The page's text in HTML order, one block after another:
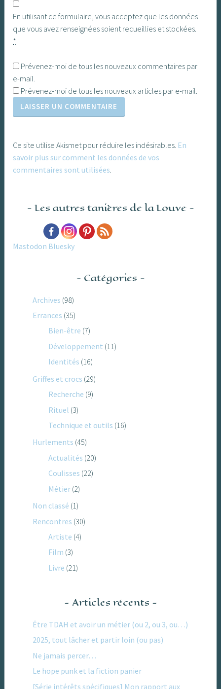
En utilisant ce formulaire, vous acceptez que les données
que vous avez renseignées soient recueillies et stockées.
*
Prévenez-moi de tous les nouveaux commentaires par
e-mail.
Prévenez-moi de tous les nouveaux articles par e-mail.
Ce site utilise Akismet pour réduire les indésirables. En
savoir plus sur comment les données de vos
commentaires sont utilisées.
Les autres tanières de la Louve
Mastodon Bluesky
Catégories
Archives (98)
Errances (35)
Bien-être (7)
Développement (11)
Identités (16)
Griffes et crocs (29)
Recherche (9)
Rituel (3)
Technique et outils (16)
Hurlements (45)
Actualités (20)
Coulisses (22)
Métier (2)
Non classé (1)
Rencontres (30)
Artiste (4)
Film (3)
Livre (21)
Articles récents
Être TDAH et avoir un métier (ou 2, ou 3, ou…)
2025, tout lâcher et partir loin (ou pas)
Ne jamais percer…
Le hope punk et la fiction panier
[Série intérêts spécifiques] Mon rapport aux